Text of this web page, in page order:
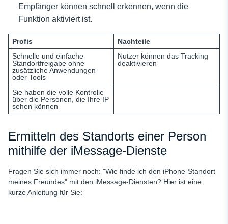
Empfänger können schnell erkennen, wenn die
Funktion aktiviert ist.
Profis
Nachteile
Schnelle und einfache
Standortfreigabe ohne
zusätzliche Anwendungen
oder Tools
Nutzer können das Tracking
deaktivieren
Sie haben die volle Kontrolle
über die Personen, die Ihre IP
sehen können
Ermitteln des Standorts einer Person
mithilfe der iMessage-Dienste
Fragen Sie sich immer noch: "Wie finde ich den iPhone-Standort
meines Freundes" mit den iMessage-Diensten? Hier ist eine
kurze Anleitung für Sie: